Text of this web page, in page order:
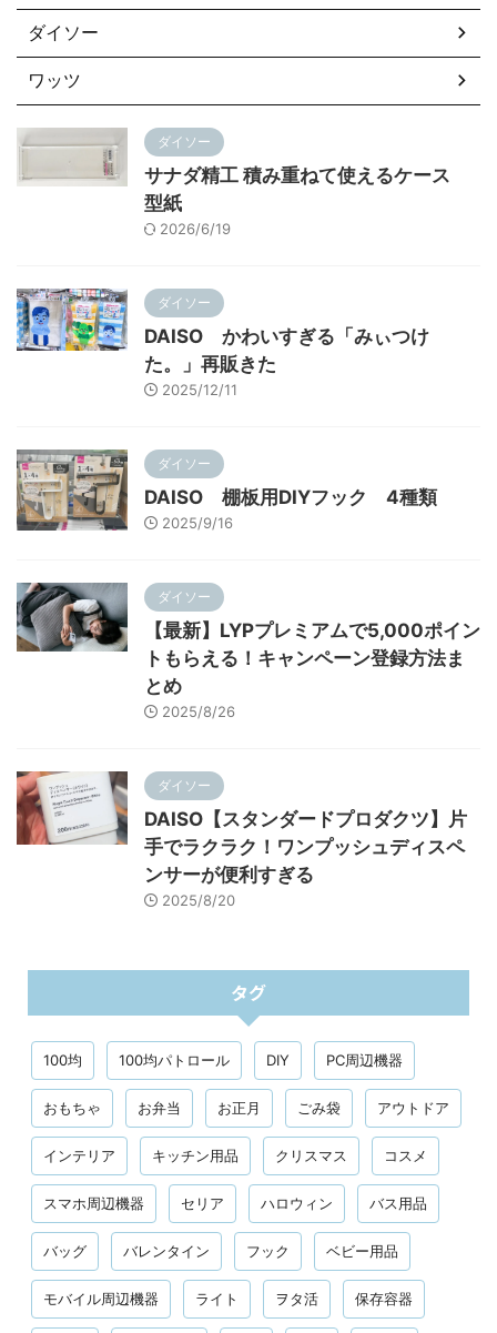
ダイソー
ワッツ
ダイソー
サナダ精工 積み重ねて使えるケース
型紙
2026/6/19
ダイソー
DAISO かわいすぎる「みぃつけ
た。」再販きた
2025/12/11
ダイソー
DAISO 棚板用DIYフック 4種類
2025/9/16
ダイソー
【最新】LYPプレミアムで5,000ポイン
トもらえる！キャンペーン登録方法ま
とめ
2025/8/26
ダイソー
DAISO【スタンダードプロダクツ】片
手でラクラク！ワンプッシュディスペ
ンサーが便利すぎる
2025/8/20
タグ
100均 100均パトロール DIY PC周辺機器
おもちゃ お弁当 お正月 ごみ袋 アウトドア
インテリア キッチン用品 クリスマス コスメ
スマホ周辺機器 セリア ハロウィン バス用品
バッグ バレンタイン フック ベビー用品
モバイル周辺機器 ライト ヲタ活 保存容器